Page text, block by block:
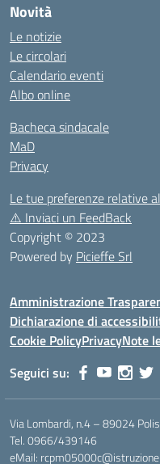
Novità
Le notizie
Le circolari
Calendario eventi
Albo online
Bacheca sindacale
MaD
Privacy
Le tue preferenze relative
⚠️ Inviaci un FeedBack
Copyright © 2023
Powered by Picieffe Srl
Amministrazione
Dichiarazione di
Cookie PolicyPrivacyNote
Seguici su:
Via Lombardi, n.4 – 89024
Tel. 0966/439146
eMail: